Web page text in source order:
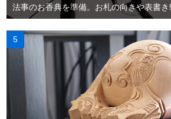
法事のお香典を準備。お札の向きや表書